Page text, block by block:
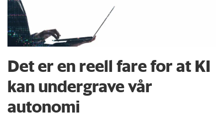
Det er en reell fare for at KI
kan undergrave vår
autonomi